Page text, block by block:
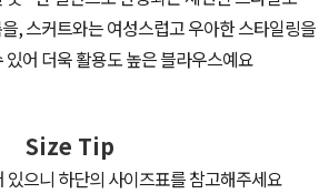
, 스커트와는 여성스럽고 우아한 스타일링을
있어 더욱 활용도 높은 블라우스예요
Size Tip
있으니 하단의 사이즈표를 참고해주세요